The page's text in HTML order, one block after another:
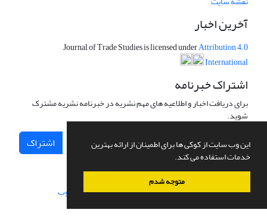
این وب سایت از کوکی ها برای اطمینان از ارائه بهترین
خدمات استفاده می کند.
متوجه شدم
آخرین اخبار
Journal of Trade Studies is licensed underAttribution 4.0
International
اشتراک خبرنامه
برای دریافت اخبار و اطلاعیه های مهم نشریه در خبرنامه نشریه مشترک
شوید.
اشتراک
سامانه مدیریت نشریات علمی.طراحی و پیاده سازی از سیناوب